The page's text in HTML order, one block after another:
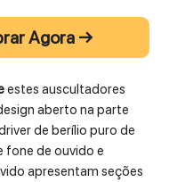
Agora →
estes auscultadores
aberto na parte
de berílio puro de
fone de ouvido e
apresentam seções